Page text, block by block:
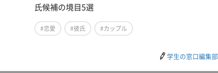
氏候補の境目5選
#恋愛 #彼氏 #カップル
学生の窓口編集部